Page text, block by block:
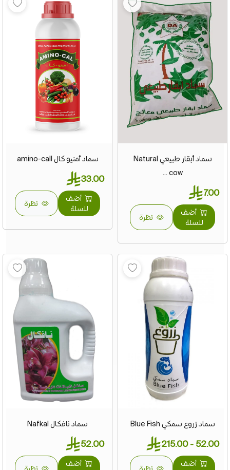
سماد أبقار طبيعي Natural
cow ...
7.00
أضف
للسلة
نظرة
سماد أمنيو كال amino-call
33.00
أضف
للسلة
نظرة
سماد زروع سمكي Blue Fish
52.00 - 215.00
أضف
سماد نافكال Nafkal
52.00
أضف